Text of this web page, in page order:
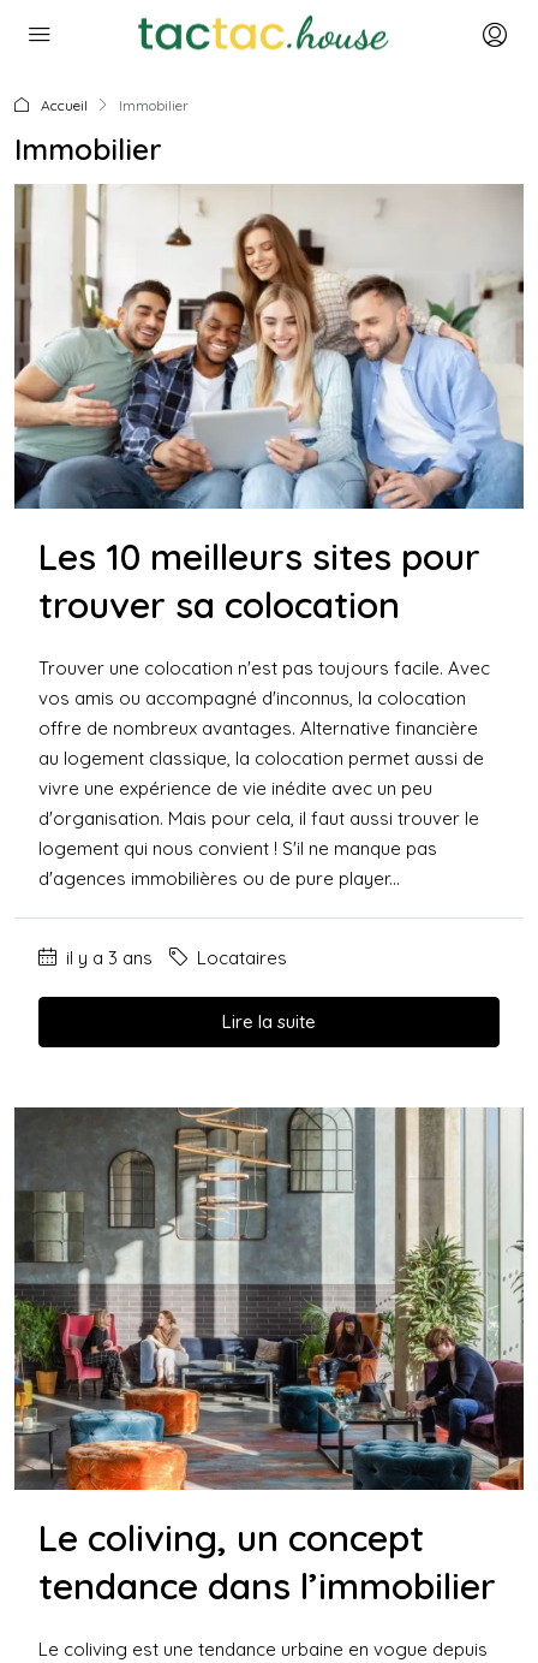
Accueil Immobilier
Immobilier
Les 10 meilleurs sites pour
trouver sa colocation
Trouver une colocation n'est pas toujours facile. Avec
vos amis ou accompagné d'inconnus, la colocation
offre de nombreux avantages. Alternative financière
au logement classique, la colocation permet aussi de
vivre une expérience de vie inédite avec un peu
d'organisation. Mais pour cela, il faut aussi trouver le
logement qui nous convient ! S'il ne manque pas
d'agences immobilières ou de pure player...
il y a 3 ans Locataires
Lire la suite
Le coliving, un concept
tendance dans l’immobilier
Le coliving est une tendance urbaine en vogue depuis